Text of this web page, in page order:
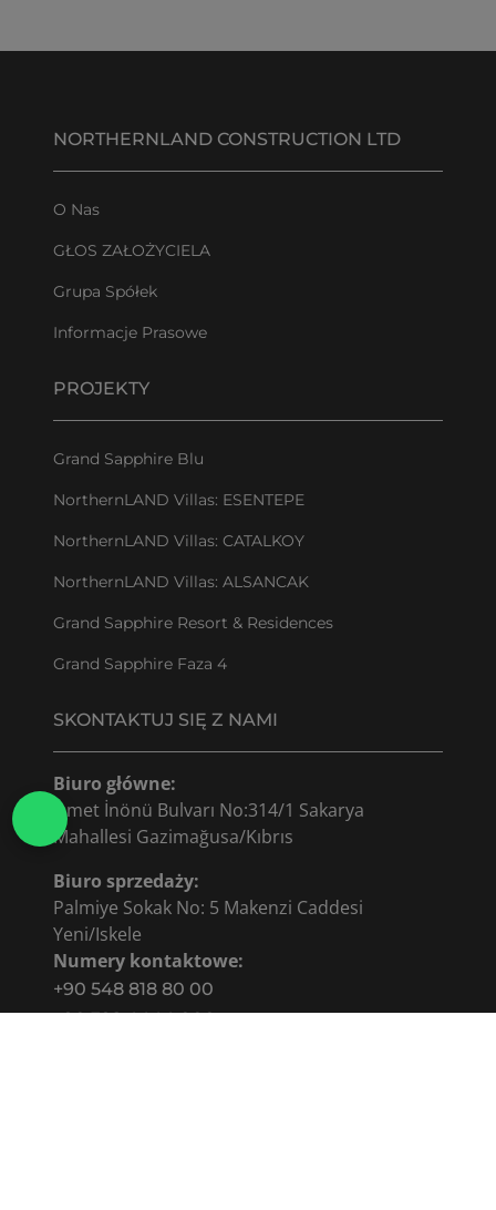
NORTHERNLAND CONSTRUCTION LTD
O Nas
GŁOS ZAŁOŻYCIELA
Grupa Spółek
Informacje Prasowe
PROJEKTY
Grand Sapphire Blu
NorthernLAND Villas: ESENTEPE
NorthernLAND Villas: CATALKOY
NorthernLAND Villas: ALSANCAK
Grand Sapphire Resort & Residences
Grand Sapphire Faza 4
SKONTAKTUJ SIĘ Z NAMI
Biuro główne:
İsmet İnönü Bulvarı No:314/1 Sakarya
Mahallesi Gazimağusa/Kıbrıs
Biuro sprzedaży:
Palmiye Sokak No: 5 Makenzi Caddesi
Yeni/Iskele
Numery kontaktowe:
+90 548 818 80 00
+90 392 4444 000